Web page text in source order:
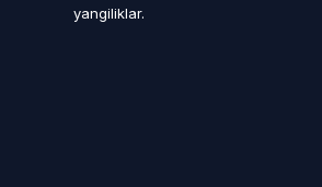
yangiliklar.